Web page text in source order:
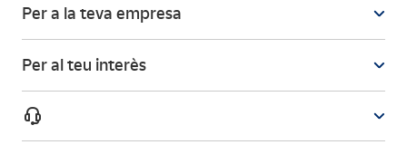
Per a la teva empresa
Per al teu interès